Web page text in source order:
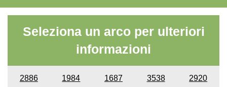
Seleziona un arco per ulteriori
informazioni
2886 1984 1687 3538 2920